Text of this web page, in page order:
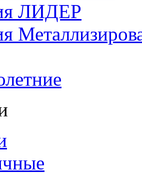
ЛИДЕР